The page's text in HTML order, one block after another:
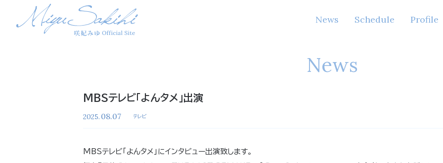
News Schedule Profile
News
MBSテレビ「よんタメ」出演
2025. 08.07 テレビ
MBSテレビ「よんタメ」にインタビュー出演致します。